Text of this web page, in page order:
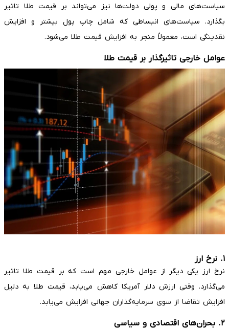
سیاست‌های مالی و پولی دولت‌ها نیز می‌تواند بر قیمت طلا تاثیر
بگذارد. سیاست‌های انبساطی که شامل چاپ پول بیشتر و افزایش
نقدینگی است، معمولاً منجر به افزایش قیمت طلا می‌شود.
عوامل خارجی تاثیرگذار بر قیمت طلا
۱. نرخ ارز
نرخ ارز یکی دیگر از عوامل خارجی مهم است که بر قیمت طلا تاثیر
می‌گذارد. وقتی ارزش دلار آمریکا کاهش می‌یابد، قیمت طلا به دلیل
افزایش تقاضا از سوی سرمایه‌گذاران جهانی افزایش می‌یابد.
۲. بحران‌های اقتصادی و سیاسی